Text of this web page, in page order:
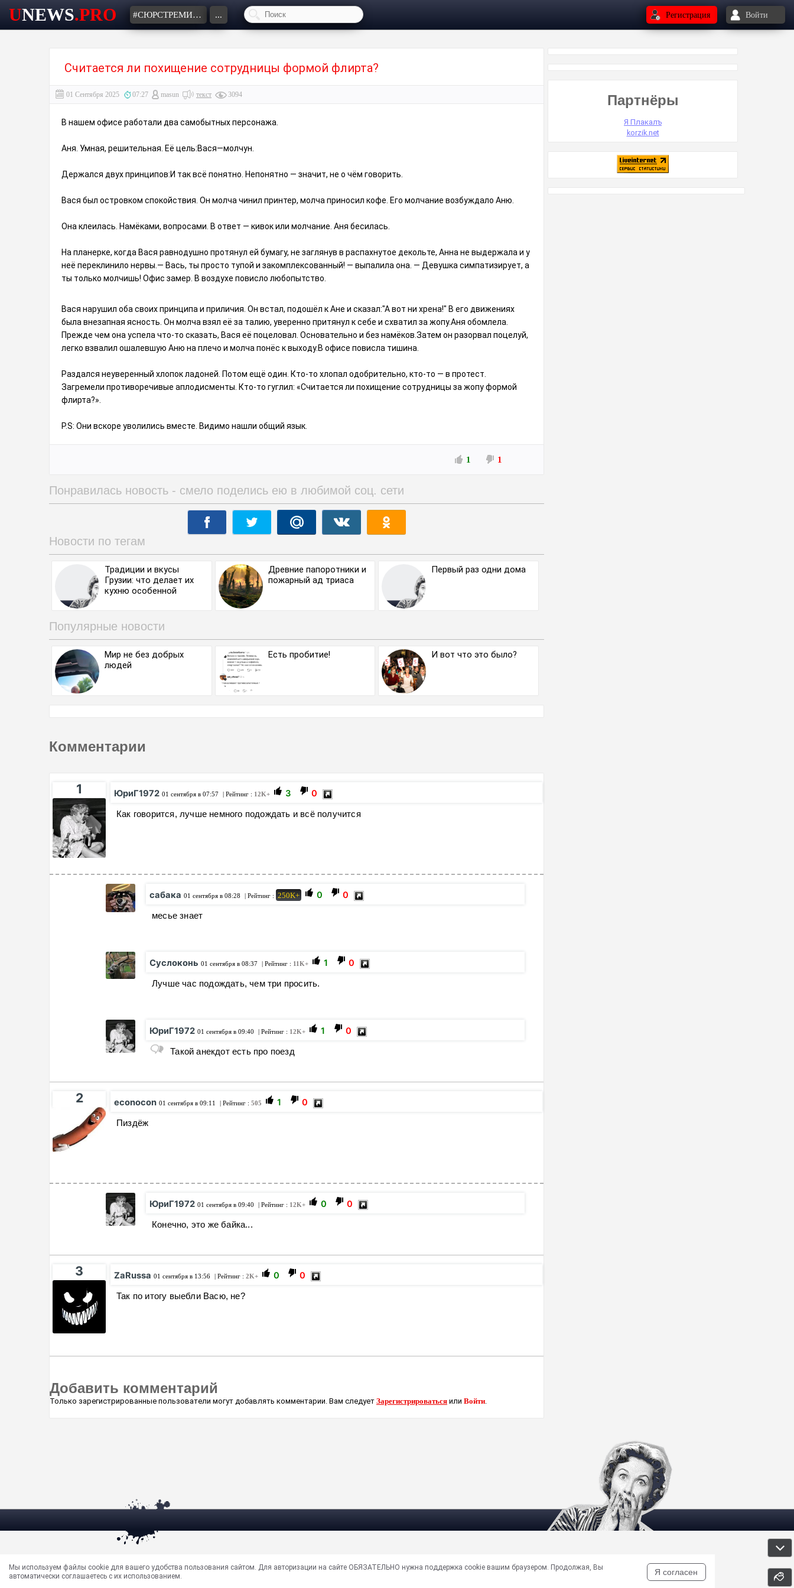
UNEWS.PRO #СЮРСТРЕМИНГ ... Регистрация Войти
Считается ли похищение сотрудницы формой флирта?⁠⁠
01 Сентября 2025 07:27 masun текст 3094
В нашем офисе работали два самобытных персонажа.
Аня. Умная, решительная. Её цель:Вася—молчун.
Держался двух принципов:И так всё понятно. Непонятно — значит, не о чём говорить.
Вася был островком спокойствия. Он молча чинил принтер, молча приносил кофе. Его молчание возбуждало Аню.
Она клеилась. Намёками, вопросами. В ответ — кивок или молчание. Аня бесилась.
На планерке, когда Вася равнодушно протянул ей бумагу, не заглянув в распахнутое декольте, Анна не выдержала и у
неё переклинило нервы.— Вась, ты просто тупой и закомплексованный! — выпалила она. — Девушка симпатизирует, а
ты только молчишь! Офис замер. В воздухе повисло любопытство.
Вася нарушил оба своих принципа и приличия. Он встал, подошёл к Ане и сказал:"А вот ни хрена!" В его движениях
была внезапная ясность. Он молча взял её за талию, уверенно притянул к себе и схватил за жопу.Аня обомлела.
Прежде чем она успела что-то сказать, Вася её поцеловал. Основательно и без намёков.Затем он разорвал поцелуй,
легко взвалил ошалевшую Аню на плечо и молча понёс к выходу.В офисе повисла тишина.
Раздался неуверенный хлопок ладоней. Потом ещё один. Кто-то хлопал одобрительно, кто-то — в протест.
Загремели противоречивые аплодисменты. Кто-то гуглил: «Считается ли похищение сотрудницы за жопу формой
флирта?».
P.S: Они вскоре уволились вместе. Видимо нашли общий язык.
1 1
Понравилась новость - смело поделись ею в любимой соц. сети
Новости по тегам
Традиции и вкусы
Грузии: что делает их
кухню особенной
Древние папоротники и
пожарный ад триаса
Первый раз одни дома
Популярные новости
Мир не без добрых
людей
Есть пробитие! И вот что это было?
Комментарии
1 ЮриГ1972 01 сентября в 07:57 | Рейтинг : 12K+ 3 0
Как говорится, лучше немного подождать и всё получится
сабака 01 сентября в 08:28 | Рейтинг : 250K+ 0 0
месье знает
Суслоконь 01 сентября в 08:37 | Рейтинг : 11K+ 1 0
Лучше час подождать, чем три просить.
ЮриГ1972 01 сентября в 09:40 | Рейтинг : 12K+ 1 0
Такой анекдот есть про поезд
2 econocon 01 сентября в 09:11 | Рейтинг : 505 1 0
Пиздёж
ЮриГ1972 01 сентября в 09:40 | Рейтинг : 12K+ 0 0
Конечно, это же байка...
3 ZaRussa 01 сентября в 13:56 | Рейтинг : 2K+ 0 0
Так по итогу выебли Васю, не?
Добавить комментарий
Только зарегистрированные пользователи могут добавлять комментарии. Вам следует Зарегистрироваться или Войти.
Партнёры
Я Плакалъ
korzik.net
Сообщить об ошибке —support@unews.pro
rss -Читать новости в RSS
Мы используем файлы cookie для вашего удобства пользования сайтом. Для авторизации на сайте ОБЯЗАТЕЛЬНО нужна поддержка cookie вашим браузером. Продолжая, Вы
автоматически соглашаетесь с их использованием.
Я согласен